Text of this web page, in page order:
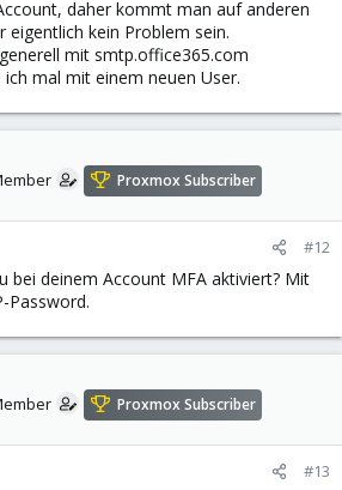
daher kommt man auf anderen
eigentlich kein Problem sein.
mit smtp.office365.com
mal mit einem neuen User.
Proxmox Subscriber
#12
bei deinem Account MFA aktiviert? Mit
Password.
Proxmox Subscriber
#13